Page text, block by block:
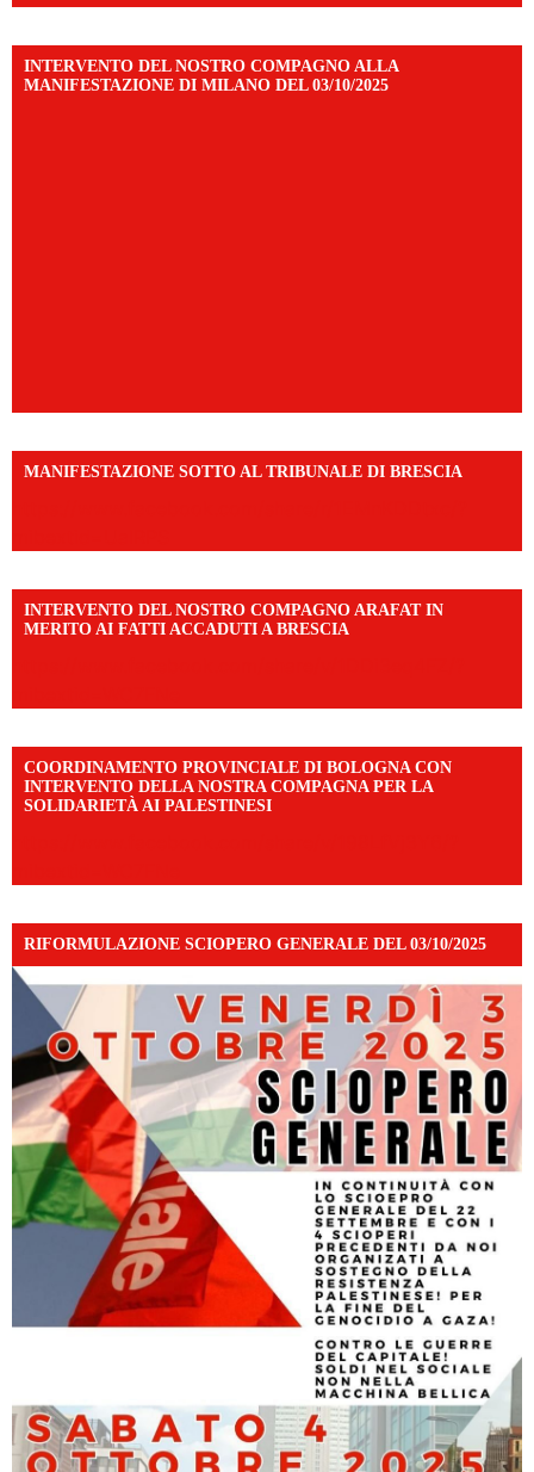
INTERVENTO DEL NOSTRO COMPAGNO ALLA
MANIFESTAZIONE DI MILANO DEL 03/10/2025
MANIFESTAZIONE SOTTO AL TRIBUNALE DI BRESCIA
INTERVENTO DEL NOSTRO COMPAGNO ARAFAT IN
MERITO AI FATTI ACCADUTI A BRESCIA
COORDINAMENTO PROVINCIALE DI BOLOGNA CON
INTERVENTO DELLA NOSTRA COMPAGNA PER LA
SOLIDARIETÀ AI PALESTINESI
RIFORMULAZIONE SCIOPERO GENERALE DEL 03/10/2025